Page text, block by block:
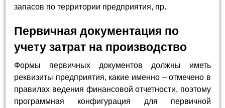
запасов по территории предприятия, пр.
Первичная документация по
учету затрат на производство
Формы первичных документов должны иметь
реквизиты предприятия, какие именно – отмечено в
правилах ведения финансовой отчетности, поэтому
программная конфигурация для первичной